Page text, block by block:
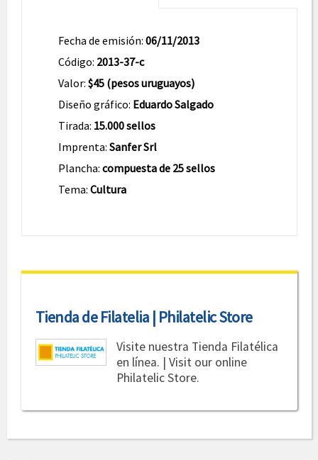
Fecha de emisión: 06/11/2013
Código: 2013-37-c
Valor: $45 (pesos uruguayos)
Diseño gráfico: Eduardo Salgado
Tirada: 15.000 sellos
Imprenta: Sanfer Srl
Plancha: compuesta de 25 sellos
Tema: Cultura
Tienda de Filatelia | Philatelic Store
Visite nuestra Tienda Filatélica
en línea. | Visit our online
Philatelic Store.